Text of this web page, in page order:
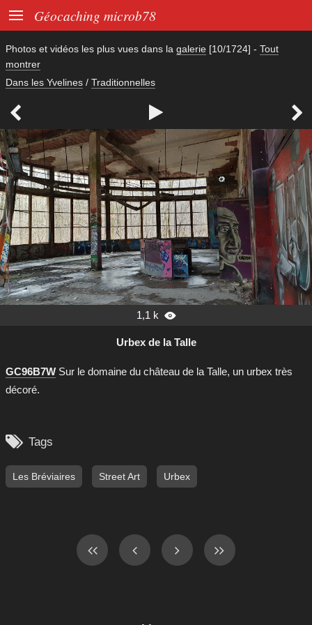
 Géocaching microb78
Photos et vidéos les plus vues dans la galerie [10/1724] - Tout
montrer
Dans les Yvelines / Traditionnelles
  
1,1 k 
Urbex de la Talle
GC96B7W Sur le domaine du château de la Talle, un urbex très
décoré.
 Tags
Les Bréviaires Street Art Urbex